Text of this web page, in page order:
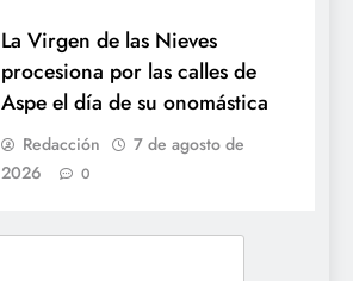
La Virgen de las Nieves
procesiona por las calles de
Aspe el día de su onomástica
Redacción
7 de agosto de
2026
0